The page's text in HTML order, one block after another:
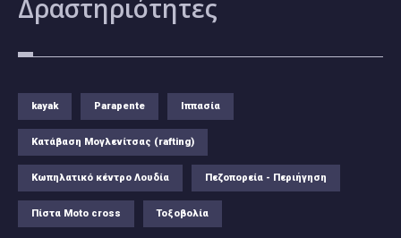
Δραστηριότητες
kayak Parapente Ιππασία
Κατάβαση Μογλενίτσας (rafting)
Κωπηλατικό κέντρο Λουδία Πεζοπορεία - Περιήγηση
Πίστα Moto cross Τοξοβολία